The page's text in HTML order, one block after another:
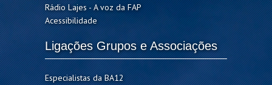
Rádio Lajes - A voz da FAP
Acessibilidade
Ligações Grupos e Associações
Especialistas da BA12